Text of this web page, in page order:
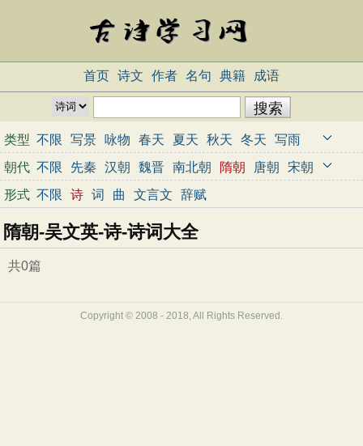
首页 诗文 作者 名句 典籍 成语
类型 不限 写景 咏物 春天 夏天 秋天 冬天
写雨
写雪
写风 写花 梅花 荷花 菊花 柳树
月亮
山水 写山 写水 长江 黄河 儿童 写鸟
写马
田园 边塞 地名 抒情 爱国 离别 送别 思乡
思念 爱情 励志 哲理 闺怨
母亲 友情 战争 读书 惜时 婉约 豪放 诗经
民谣
咏史怀古 宋词精选 小学古诗 初中古诗
朝代 不限 先秦 汉朝 魏晋 南北朝 隋朝 唐朝
宋朝
元朝
明朝 清朝 近代 当代
形式 不限 诗 词 曲 文言文 辞赋
隋朝-吴文英-诗-诗词大全
共0篇
Copyright © 2008 - 2018, All Rights Reserved.